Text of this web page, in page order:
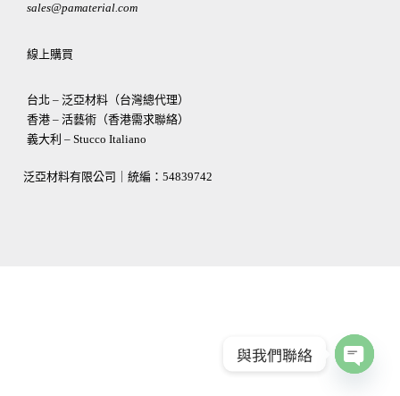
sales@pamaterial.com
線上購買
台北 – 泛亞材料（台灣總代理）
香港 – 活藝術（香港需求聯絡）
義大利 – Stucco Italiano
泛亞材料有限公司｜統編： 54839742
與我們聯絡